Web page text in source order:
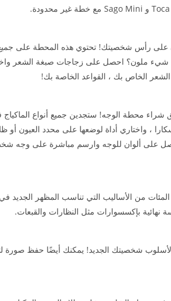
رأس شخصيتك! تحتوي هذه المحطة على جميع
شيء ملون؟ احصل على زجاجات صبغة الشعر
الخاص بك ، القواعد الخاصة بك!
محطة الوجه! ستجدين جميع أنواع الماكياج
، واختاري أداة لوضعها على محدد العيون أو
على ألوان للوجه وارسم مباشرة على وجه
المئات من الأساليب التي تناسب المظهر الجديد
بإكسسوارات مثل النظارات والقبعات.
لأسلوب شخصيتك الجديد! يمكنك أيضًا حفظ